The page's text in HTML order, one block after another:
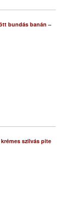
bundás banán –
szilvás pite